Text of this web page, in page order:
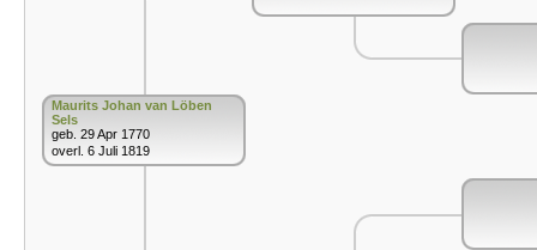
Maurits Johan van Löben
Sels
geb. 29 Apr 1770
overl. 6 Juli 1819